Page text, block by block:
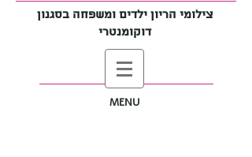
צילומי הריון ילדים ומשפחה בסגנון
דוקומנטרי
MENU